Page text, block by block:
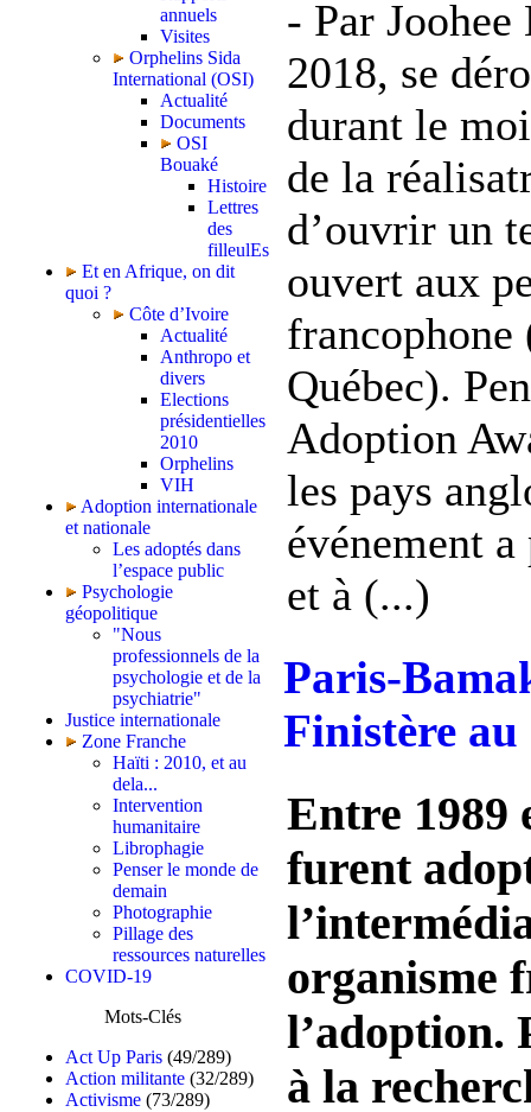
annuels
Visites
Orphelins Sida
International (OSI)
Actualité
Documents
OSI
Bouaké
Histoire
Lettres
des
filleulEs
Et en Afrique, on dit
quoi ?
Côte d’Ivoire
Actualité
Anthropo et
divers
Elections
présidentielles
2010
Orphelins
VIH
Adoption internationale
et nationale
Les adoptés dans
l’espace public
Psychologie
géopolitique
"Nous
professionnels de la
psychologie et de la
psychiatrie"
Justice internationale
Zone Franche
Haïti : 2010, et au
dela...
Intervention
humanitaire
Librophagie
Penser le monde de
demain
Photographie
Pillage des
ressources naturelles
COVID-19
Mots-Clés
Act Up Paris (49/289)
Action militante (32/289)
Activisme (73/289)
- Par
2018, se
durant le
de la
d’ouvrir un
ouvert aux
francophone
Québec).
Adoption
les pays
événement
et à (...)
Paris-
Finistère au
Entre 1989
furent
organisme
l’adoption.
à la